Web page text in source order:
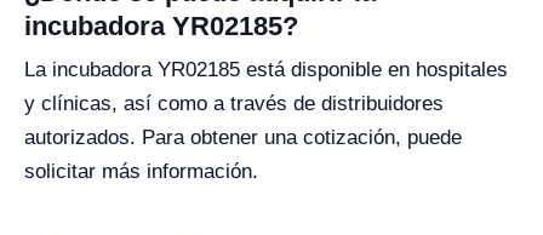
incubadora YR02185?
La incubadora YR02185 está disponible en hospitales
y clínicas, así como a través de distribuidores
autorizados. Para obtener una cotización, puede
solicitar más información.